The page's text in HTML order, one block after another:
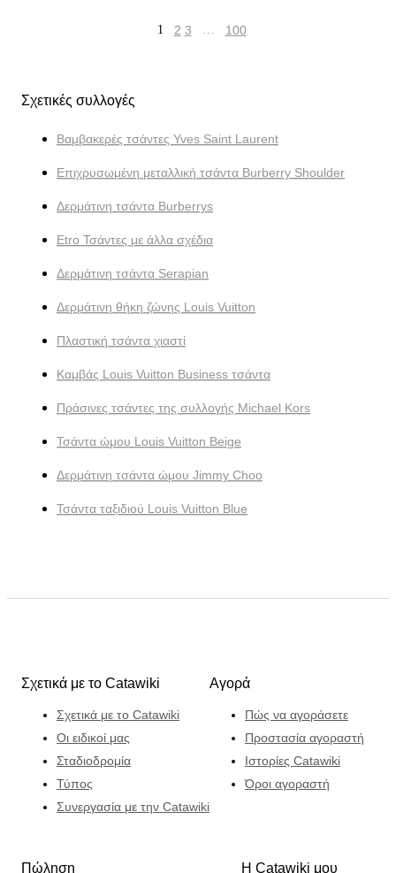
1 2 3 … 100
Σχετικές συλλογές
Βαμβακερές τσάντες Yves Saint Laurent
Επιχρυσωμένη μεταλλική τσάντα Burberry Shoulder
Δερμάτινη τσάντα Burberrys
Etro Τσάντες με άλλα σχέδια
Δερμάτινη τσάντα Serapian
Δερμάτινη θήκη ζώνης Louis Vuitton
Πλαστική τσάντα χιαστί
Καμβάς Louis Vuitton Business τσάντα
Πράσινες τσάντες της συλλογής Michael Kors
Τσάντα ώμου Louis Vuitton Beige
Δερμάτινη τσάντα ώμου Jimmy Choo
Τσάντα ταξιδιού Louis Vuitton Blue
Σχετικά με το Catawiki
Σχετικά με το Catawiki
Οι ειδικοί μας
Σταδιοδρομία
Τύπος
Συνεργασία με την Catawiki
Αγορά
Πώς να αγοράσετε
Προστασία αγοραστή
Ιστορίες Catawiki
Όροι αγοραστή
Πώληση Η Catawiki μου